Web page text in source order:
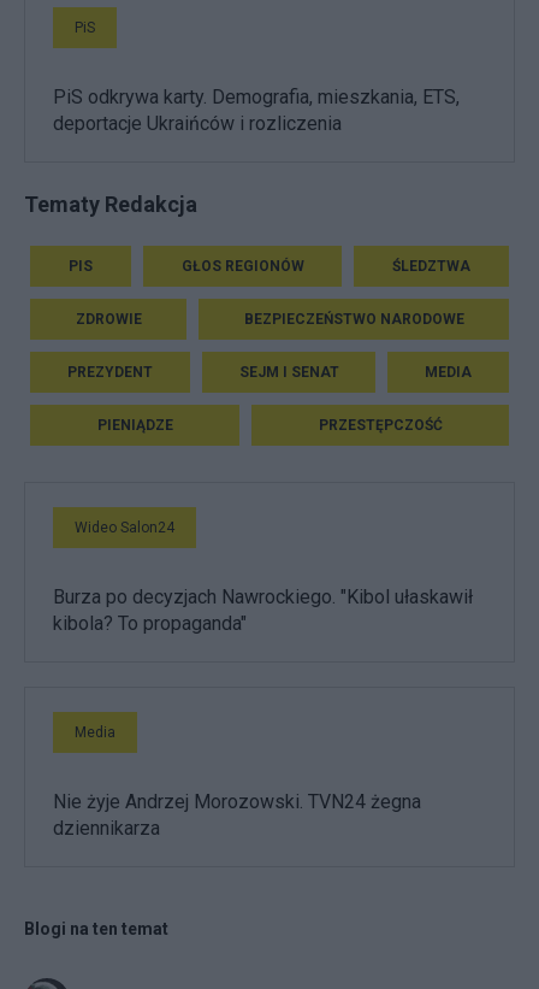
PiS
PiS odkrywa karty. Demografia, mieszkania, ETS,
deportacje Ukraińców i rozliczenia
Tematy Redakcja
PIS GŁOS REGIONÓW ŚLEDZTWA
ZDROWIE BEZPIECZEŃSTWO NARODOWE
PREZYDENT SEJM I SENAT MEDIA
PIENIĄDZE PRZESTĘPCZOŚĆ
Wideo Salon24
Burza po decyzjach Nawrockiego. "Kibol ułaskawił
kibola? To propaganda"
Media
Nie żyje Andrzej Morozowski. TVN24 żegna
dziennikarza
Blogi na ten temat